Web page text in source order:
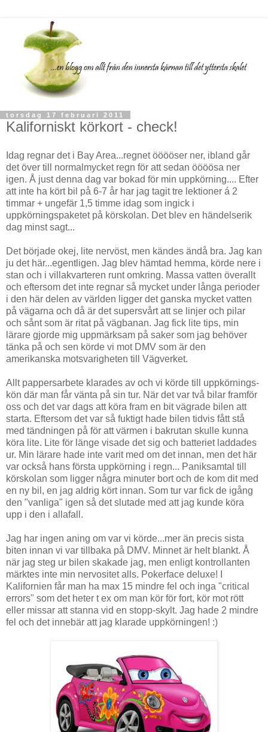
torsdag 17 februari 2011
Kaliforniskt körkort - check!
Idag regnar det i Bay Area...regnet ööööser ner, ibland går
det över till normalmycket regn för att sedan öööösa ner
igen. Å just denna dag var bokad för min uppkörning.... Efter
att inte ha kört bil på 6-7 år har jag tagit tre lektioner á 2
timmar + ungefär 1,5 timme idag som ingick i
uppkörningspaketet på körskolan. Det blev en händelserik
dag minst sagt...
Det började okej, lite nervöst, men kändes ändå bra. Jag kan
ju det här...egentligen. Jag blev hämtad hemma, körde nere i
stan och i villakvarteren runt omkring. Massa vatten överallt
och eftersom det inte regnar så mycket under långa perioder
i den här delen av världen ligger det ganska mycket vatten
på vägarna och då är det supersvårt att se linjer och pilar
och sånt som är ritat på vägbanan. Jag fick lite tips, min
lärare gjorde mig uppmärksam på saker som jag behöver
tänka på och sen körde vi mot DMV som är den
amerikanska motsvarigheten till Vägverket.
Allt pappersarbete klarades av och vi körde till uppkörnings-
kön där man får vänta på sin tur. När det var två bilar framför
oss och det var dags att köra fram en bit vägrade bilen att
starta. Eftersom det var så fuktigt hade bilen tidvis fått stå
med tändningen på för att värmen i bakrutan skulle kunna
köra lite. Lite för länge visade det sig och batteriet laddades
ur. Min lärare hade inte varit med om det innan, men det här
var också hans första uppkörning i regn... Paniksamtal till
körskolan som ligger några minuter bort och de kom dit med
en ny bil, en jag aldrig kört innan. Som tur var fick de igång
den "vanliga" igen så det slutade med att jag kunde köra
upp i den i allafall.
Jag har ingen aning om var vi körde...mer än precis sista
biten innan vi var tillbaka på DMV. Minnet är helt blankt. Å
när jag steg ur bilen skakade jag, men enligt kontrollanten
märktes inte min nervositet alls. Pokerface deluxe! I
Kalifornien får man ha max 15 mindre fel och inga "critical
errors" som det heter t ex om man kör för fort, kör mot rött
eller missar att stanna vid en stopp-skylt. Jag hade 2 mindre
fel och det innebär att jag klarade uppkörningen! :)